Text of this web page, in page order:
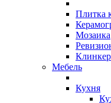
Плитка
Мозаика
Мебель
Кухня